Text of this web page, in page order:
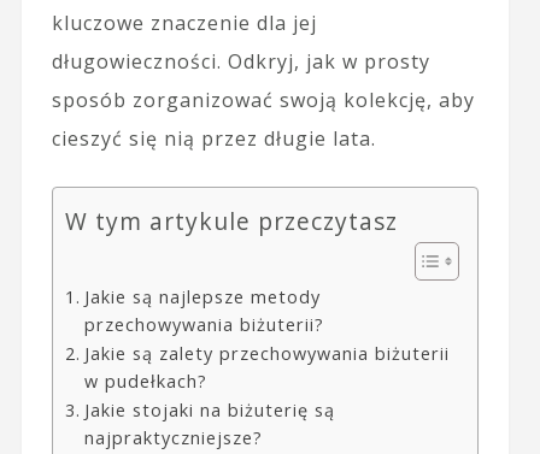
kluczowe znaczenie dla jej
długowieczności. Odkryj, jak w prosty
sposób zorganizować swoją kolekcję, aby
cieszyć się nią przez długie lata.
W tym artykule przeczytasz
Jakie są najlepsze metody
przechowywania biżuterii?
Jakie są zalety przechowywania biżuterii
w pudełkach?
Jakie stojaki na biżuterię są
najpraktyczniejsze?